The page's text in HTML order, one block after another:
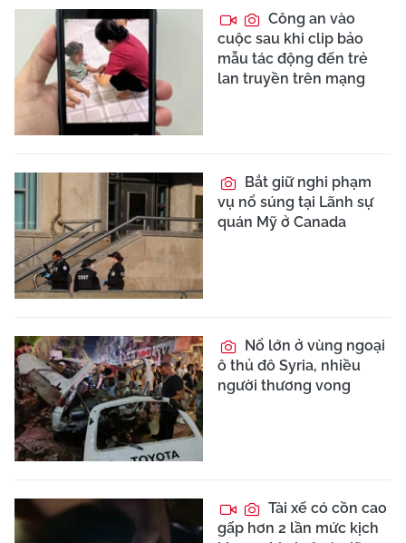
Công an vào
cuộc sau khi clip bảo
mẫu tác động đến trẻ
lan truyền trên mạng
Bắt giữ nghi phạm
vụ nổ súng tại Lãnh sự
quán Mỹ ở Canada
Nổ lớn ở vùng ngoại
ô thủ đô Syria, nhiều
người thương vong
Tài xế có cồn cao
gấp hơn 2 lần mức kịch